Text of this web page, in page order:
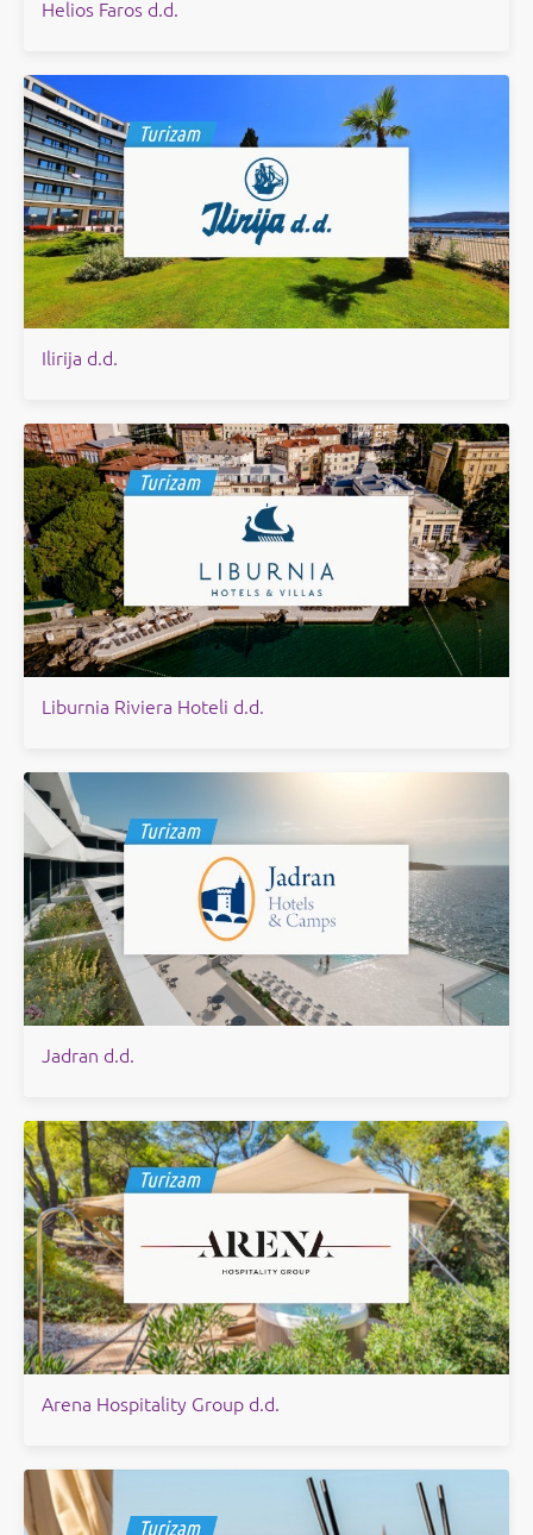
Helios Faros d.d.
Ilirija d.d.
Liburnia Riviera Hoteli d.d.
Jadran d.d.
Arena Hospitality Group d.d.